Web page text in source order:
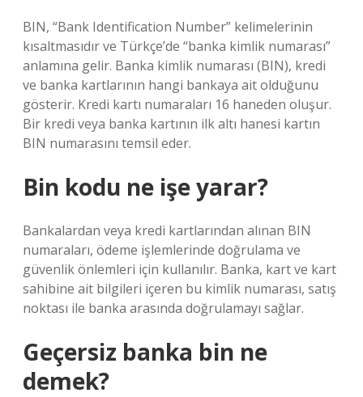
BIN, “Bank Identification Number” kelimelerinin
kısaltmasıdır ve Türkçe’de “banka kimlik numarası”
anlamına gelir. Banka kimlik numarası (BIN), kredi
ve banka kartlarının hangi bankaya ait olduğunu
gösterir. Kredi kartı numaraları 16 haneden oluşur.
Bir kredi veya banka kartının ilk altı hanesi kartın
BIN numarasını temsil eder.
Bin kodu ne işe yarar?
Bankalardan veya kredi kartlarından alınan BIN
numaraları, ödeme işlemlerinde doğrulama ve
güvenlik önlemleri için kullanılır. Banka, kart ve kart
sahibine ait bilgileri içeren bu kimlik numarası, satış
noktası ile banka arasında doğrulamayı sağlar.
Geçersiz banka bin ne
demek?